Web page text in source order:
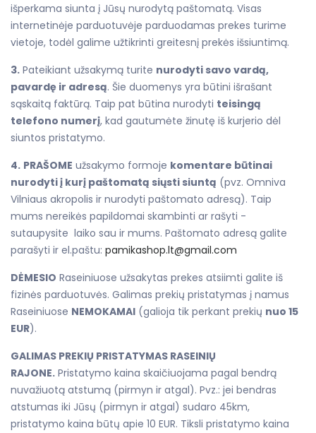
išperkama siunta į Jūsų nurodytą paštomatą. Visas
internetinėje parduotuvėje parduodamas prekes turime
vietoje, todėl galime užtikrinti greitesnį prekės išsiuntimą.
3. Pateikiant užsakymą turite nurodyti savo vardą,
pavardę ir adresą. Šie duomenys yra būtini išrašant
sąskaitą faktūrą. Taip pat būtina nurodyti teisingą
telefono numerį, kad gautumėte žinutę iš kurjerio dėl
siuntos pristatymo.
4. PRAŠOME užsakymo formoje komentare būtinai
nurodyti į kurį paštomatą siųsti siuntą (pvz. Omniva
Vilniaus akropolis ir nurodyti paštomato adresą). Taip
mums nereikės papildomai skambinti ar rašyti -
sutaupysite laiko sau ir mums. Paštomato adresą galite
parašyti ir el.paštu: pamikashop.lt@gmail.com
DĖMESIO Raseiniuose užsakytas prekes atsiimti galite iš
fizinės parduotuvės. Galimas prekių pristatymas į namus
Raseiniuose NEMOKAMAI (galioja tik perkant prekių nuo 15
EUR).
GALIMAS PREKIŲ PRISTATYMAS RASEINIŲ
RAJONE. Pristatymo kaina skaičiuojama pagal bendrą
nuvažiuotą atstumą (pirmyn ir atgal). Pvz.: jei bendras
atstumas iki Jūsų (pirmyn ir atgal) sudaro 45km,
pristatymo kaina būtų apie 10 EUR. Tiksli pristatymo kaina